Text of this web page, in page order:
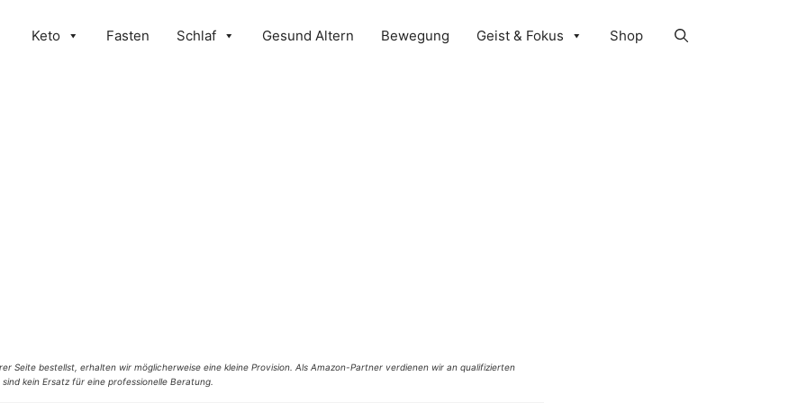
Keto Fasten Schlaf Gesund Altern Bewegung Geist & Fokus Shop
Seite bestellst, erhalten wir möglicherweise eine kleine Provision. Als Amazon-Partner verdienen wir an qualifizierten
kein Ersatz für eine professionelle Beratung.